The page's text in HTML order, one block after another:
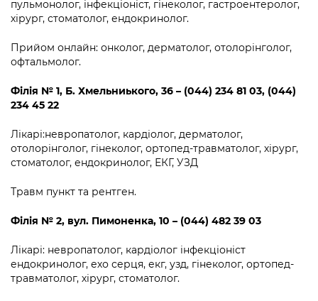
пульмонолог, інфекціоніст, гінеколог, гастроентеролог,
хірург, стоматолог, ендокринолог.
Прийом онлайн: онколог, дерматолог, отолорінголог,
офтальмолог.
Філія № 1, Б. Хмельниького, 36 – (044) 234 81 03, (044)
234 45 22
Лікарі:невропатолог, кардіолог, дерматолог,
отолорінголог, гінеколог, ортопед-травматолог, хірург,
стоматолог, ендокринолог, ЕКГ, УЗД
Травм пункт та рентген.
Філія № 2, вул. Пимоненка, 10 – (044) 482 39 03
Лікарі: невропатолог, кардіолог інфекціоніст
ендокринолог, ехо серця, екг, узд, гінеколог, ортопед-
травматолог, хірург, стоматолог.